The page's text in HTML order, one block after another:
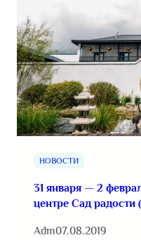
НОВОСТИ
31 января — 2
центре Сад радости
Adm07.08.2019